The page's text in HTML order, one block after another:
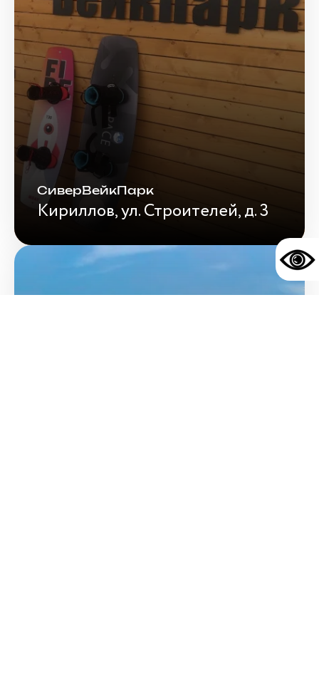
СиверВейкПарк
Кириллов, ул. Строителей, д. 3